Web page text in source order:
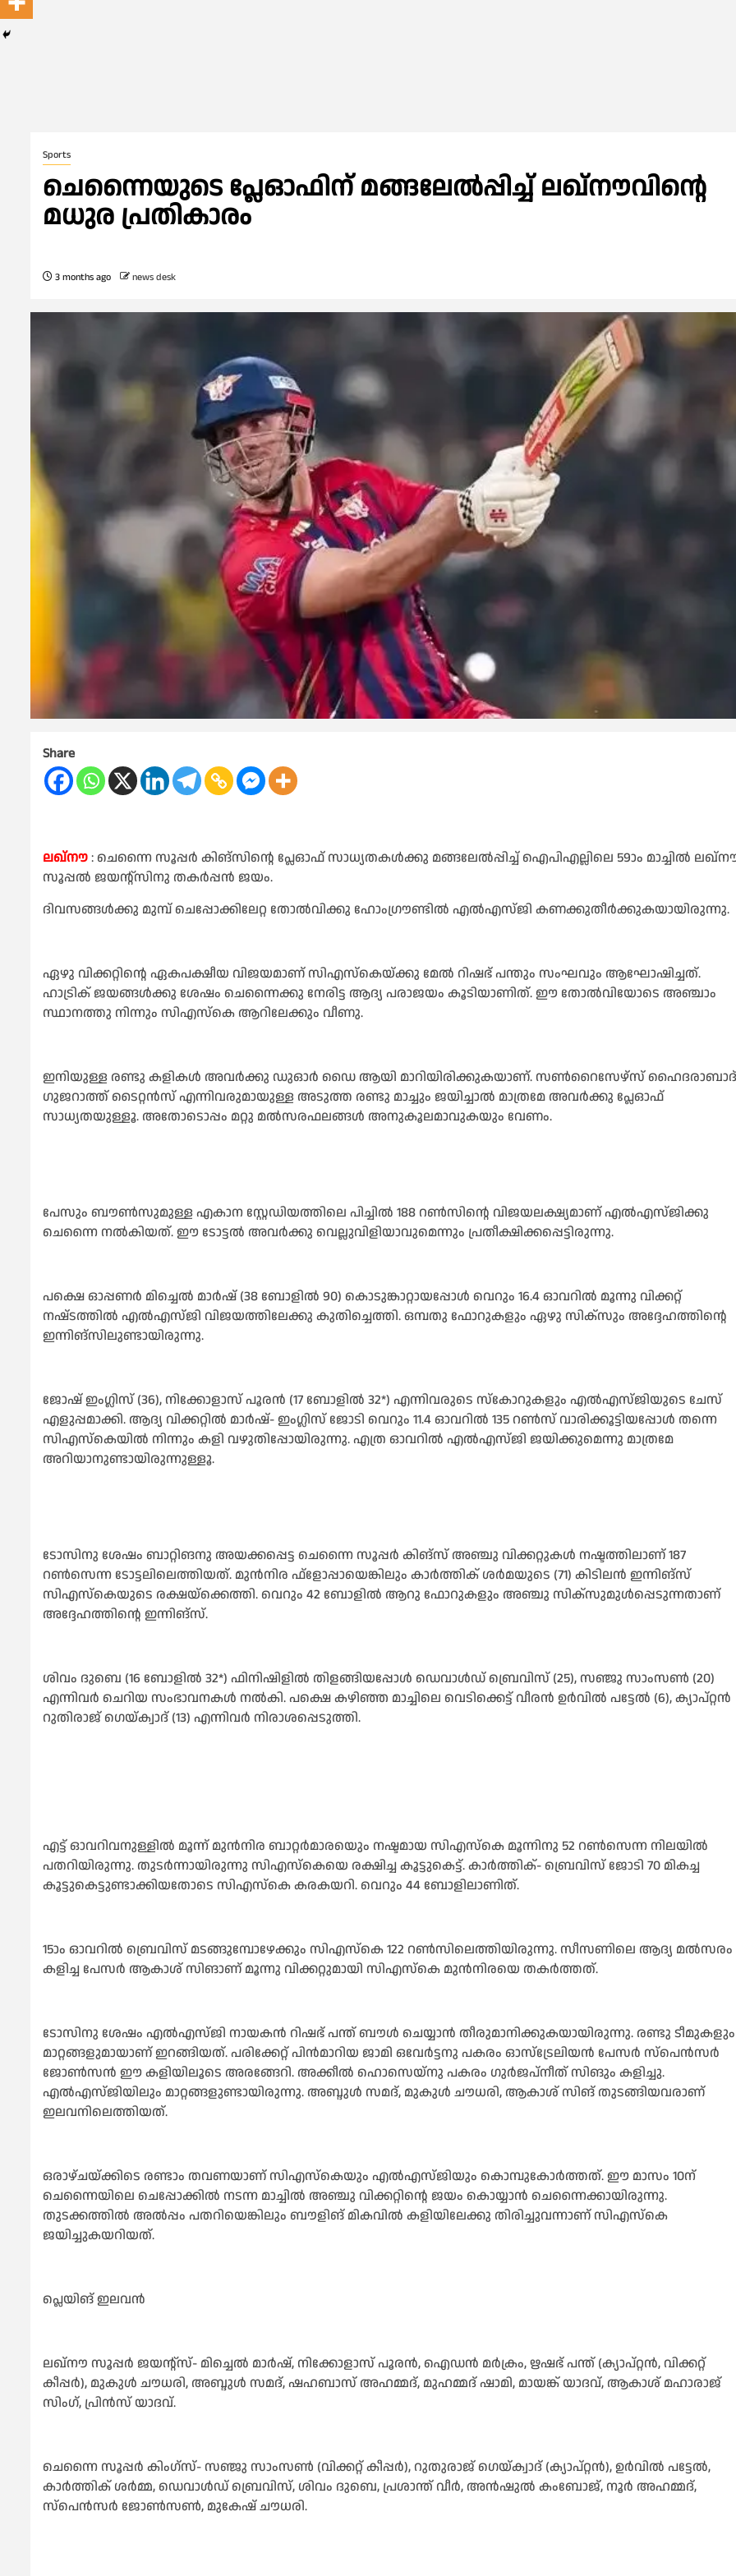
Sports
ചെന്നൈയുടെ പ്ലേഓഫിന് മങ്ങലേല്‍പ്പിച്ച്‌ ലഖ്‌നൗവിൻ്റെ
മധുര പ്രതികാരം
3 months ago news desk
Share
ലഖ്‌നൗ: ചെന്നൈ സൂപ്പര്‍ കിങ്‌സിന്റെ പ്ലേഓഫ് സാധ്യതകള്‍ക്കു മങ്ങലേല്‍പ്പിച്ച്‌ ഐപിഎല്ലിലെ 59ാം മാച്ചില്‍
സൂപ്പല്‍ ജയന്റ്‌സിനു തകര്‍പ്പന്‍ ജയം.
ദിവസങ്ങള്‍ക്കു മുമ്പ് ചെപ്പോക്കിലേറ്റ തോല്‍വിക്കു ഹോംഗ്രൗണ്ടില്‍ എല്‍എസ്ജി കണക്കുതീര്‍ക്കുകയായിരുന്നു.
ഏഴു വിക്കറ്റിന്റെ ഏകപക്ഷീയ വിജയമാണ് സിഎസ്‌കെയ്ക്കു മേല്‍ റിഷഭ് പന്തും സംഘവും ആഘോഷിച്ചത്.
ഹാട്രിക് ജയങ്ങള്‍ക്കു ശേഷം ചെന്നൈക്കു നേരിട്ട ആദ്യ പരാജയം കൂടിയാണിത്. ഈ തോല്‍വിയോടെ അഞ്ചാം
സ്ഥാനത്തു നിന്നും സിഎസ്‌കെ ആറിലേക്കും വീണു.
ഇനിയുള്ള രണ്ടു കളികള്‍ അവര്‍ക്കു ഡുഓര്‍ ഡൈ ആയി മാറിയിരിക്കുകയാണ്. സണ്‍റൈസേഴ്‌സ്
ഗുജറാത്ത് ടൈറ്റന്‍സ് എന്നിവരുമായുള്ള അടുത്ത രണ്ടു മാച്ചും ജയിച്ചാല്‍ മാത്രമേ അവര്‍ക്കു പ്ലേഓഫ്
സാധ്യതയുള്ളൂ. അതോടൊപ്പം മറ്റു മല്‍സരഫലങ്ങള്‍ അനുകൂലമാവുകയും വേണം.
പേസും ബൗണ്‍സുമുള്ള എകാന സ്റ്റേഡിയത്തിലെ പിച്ചില്‍ 188 റണ്‍സിന്റെ വിജയലക്ഷ്യമാണ് എല്‍എസ്ജിക്കു
ചെന്നൈ നല്‍കിയത്. ഈ ടോട്ടല്‍ അവര്‍ക്കു വെല്ലുവിളിയാവുമെന്നും പ്രതീക്ഷിക്കപ്പെട്ടിരുന്നു.
പക്ഷെ ഓപ്പണര്‍ മിച്ചെല്‍ മാര്‍ഷ് (38 ബോളില്‍ 90) കൊടുങ്കാറ്റായപ്പോള്‍ വെറും 16.4 ഓവറില്‍ മൂന്നു വിക്കറ്റ്
നഷ്‌ടത്തിൽ എല്‍എസ്ജി വിജയത്തിലേക്കു കുതിച്ചെത്തി. ഒമ്പതു ഫോറുകളും ഏഴു സിക്‌സും അദ്ദേഹത്തിന്റെ
ഇന്നിങ്‌സിലുണ്ടായിരുന്നു.
ജോഷ് ഇംഗ്ലിസ് (36), നിക്കോളാസ് പൂരന്‍ (17 ബോളില്‍ 32*) എന്നിവരുടെ സ്‌കോറുകളും എല്‍എസ്ജിയുടെ ചേസ്
എളുപ്പമാക്കി. ആദ്യ വിക്കറ്റില്‍ മാര്‍ഷ്- ഇംഗ്ലിസ് ജോടി വെറും 11.4 ഓവറില്‍ 135 റണ്‍സ് വാരിക്കൂട്ടിയപ്പോള്‍ തന്നെ
സിഎസ്‌കെയില്‍ നിന്നും കളി വഴുതിപ്പോയിരുന്നു. എത്ര ഓവറില്‍ എല്‍എസ്ജി ജയിക്കുമെന്നു മാത്രമേ
അറിയാനുണ്ടായിരുന്നുള്ളൂ.
ടോസിനു ശേഷം ബാറ്റിങനു അയക്കപ്പെട്ട ചെന്നൈ സൂപ്പര്‍ കിങ്‌സ് അഞ്ചു വിക്കറ്റുകള്‍ നഷ്ടത്തിലാണ് 187
റണ്‍സെന്ന ടോട്ടലിലെത്തിയത്. മുന്‍നിര ഫ്‌ളോപ്പായെങ്കിലും കാര്‍ത്തിക് ശര്‍മയുടെ (71) കിടിലന്‍ ഇന്നിങ്‌സ്
സിഎസ്‌കെയുടെ രക്ഷയ്‌ക്കെത്തി. വെറും 42 ബോളില്‍ ആറു ഫോറുകളും അഞ്ചു സിക്‌സുമുള്‍പ്പെടുന്നതാണ്
അദ്ദേഹത്തിന്റെ ഇന്നിങ്‌സ്.
ശിവം ദുബെ (16 ബോളില്‍ 32*) ഫിനിഷിളില്‍ തിളങ്ങിയപ്പോള്‍ ഡെവാള്‍ഡ് ബ്രെവിസ് (25), സഞ്ജു സാംസണ്‍ (20)
എന്നിവര്‍ ചെറിയ സംഭാവനകള്‍ നല്‍കി. പക്ഷെ കഴിഞ്ഞ മാച്ചിലെ വെടിക്കെട്ട് വീരന്‍ ഉര്‍വില്‍ പട്ടേല്‍ (6), ക്യാപ്റ്റന്‍
റുതിരാജ് ഗെയ്ക്വാദ് (13) എന്നിവര്‍ നിരാശപ്പെടുത്തി.
എട്ട് ഓവറിവനുള്ളില്‍ മൂന്ന് മുന്‍നിര ബാറ്റര്‍മാരയെും നഷ്ടമായ സിഎസ്‌കെ മൂന്നിനു 52 റണ്‍സെന്ന നിലയില്‍
പതറിയിരുന്നു. തുടര്‍ന്നായിരുന്നു സിഎസ്‌കെയെ രക്ഷിച്ച കൂട്ടുകെട്ട്. കാര്‍ത്തിക്- ബ്രെവിസ് ജോടി 70 മികച്ച
കൂട്ടുകെട്ടുണ്ടാക്കിയതോടെ സിഎസ്‌കെ കരകയറി. വെറും 44 ബോളിലാണിത്.
15ാം ഓവറില്‍ ബ്രെവിസ് മടങ്ങുമ്പോഴേക്കും സിഎസ്‌കെ 122 റണ്‍സിലെത്തിയിരുന്നു. സീസണിലെ ആദ്യ മല്‍സരം
കളിച്ച പേസര്‍ ആകാശ് സിങാണ് മൂന്നു വിക്കറ്റുമായി സിഎസ്‌കെ മുന്‍നിരയെ തകര്‍ത്തത്.
ടോസിനു ശേഷം എല്‍എസ്ജി നായകന്‍ റിഷഭ് പന്ത് ബൗള്‍ ചെയ്യാന്‍ തീരുമാനിക്കുകയായിരുന്നു. രണ്ടു ടീമുകളും
മാറ്റങ്ങളുമായാണ് ഇറങ്ങിയത്. പരിക്കേറ്റ് പിന്‍മാറിയ ജാമി ഒവേര്‍ട്ടനു പകരം ഓസ്‌ട്രേലിയന്‍ പേസര്‍ സ്‌പെന്‍സര്‍
ജോണ്‍സന്‍ ഈ കളിയിലൂടെ അരങ്ങേറി. അക്കീല്‍ ഹൊസെയ്‌നു പകരം ഗുര്‍ജപ്‌നീത് സിങും കളിച്ചു.
എല്‍എസ്ജിയിലും മാറ്റങ്ങളുണ്ടായിരുന്നു. അബ്ദുള്‍ സമദ്, മുകുള്‍ ചൗധരി, ആകാശ് സിങ് തുടങ്ങിയവരാണ്
ഇലവനിലെത്തിയത്.
ഒരാഴ്ചയ്ക്കിടെ രണ്ടാം തവണയാണ് സിഎസ്‌കെയും എല്‍എസ്ജിയും കൊമ്പുകോര്‍ത്തത്. ഈ മാസം 10ന്
ചെന്നൈയിലെ ചെപ്പോക്കില്‍ നടന്ന മാച്ചില്‍ അഞ്ചു വിക്കറ്റിന്റെ ജയം കൊയ്യാന്‍ ചെന്നൈക്കായിരുന്നു.
തുടക്കത്തില്‍ അല്‍പ്പം പതറിയെങ്കിലും ബൗളിങ് മികവില്‍ കളിയിലേക്കു തിരിച്ചുവന്നാണ് സിഎസ്‌കെ
ജയിച്ചുകയറിയത്.
പ്ലെയിങ് ഇലവന്‍
ലഖ്നൗ സൂപ്പര്‍ ജയന്റ്സ്- മിച്ചെല്‍ മാര്‍ഷ്, നിക്കോളാസ് പൂരന്‍, ഐഡന്‍ മര്‍ക്രം, ഋഷഭ് പന്ത് (ക്യാപ്റ്റന്‍, വിക്കറ്റ്
കീപ്പര്‍), മുകുള്‍ ചൗധരി, അബ്ദുള്‍ സമദ്, ഷഹബാസ് അഹമ്മദ്, മുഹമ്മദ് ഷാമി, മായങ്ക് യാദവ്, ആകാശ് മഹാരാജ്
സിംഗ്, പ്രിന്‍സ് യാദവ്.
ചെന്നൈ സൂപ്പര്‍ കിംഗ്സ്- സഞ്ജു സാംസണ്‍ (വിക്കറ്റ് കീപ്പര്‍), റുതുരാജ് ഗെയ്ക്വാദ് (ക്യാപ്റ്റന്‍), ഉര്‍വില്‍ പട്ടേല്‍,
കാര്‍ത്തിക് ശര്‍മ്മ, ഡെവാള്‍ഡ് ബ്രെവിസ്, ശിവം ദുബെ, പ്രശാന്ത് വീര്‍, അന്‍ഷുല്‍ കംബോജ്, നൂര്‍ അഹമ്മദ്,
സ്‌പെന്‍സര്‍ ജോണ്‍സണ്‍, മുകേഷ് ചൗധരി.